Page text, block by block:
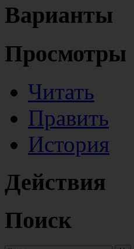
Варианты
Просмотры
Читать
Править
История
Действия
Поиск